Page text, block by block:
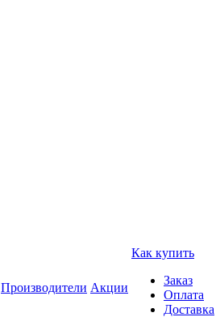
Производители Акции
Как купить
Заказ
Оплата
Доставка